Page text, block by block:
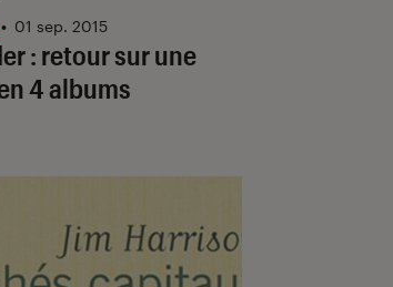
: retour sur une
4 albums
• 01 sep. 2015